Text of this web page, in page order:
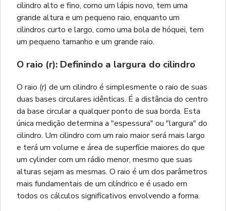
cilindro alto e fino, como um lápis novo, tem uma
grande altura e um pequeno raio, enquanto um
cilindros curto e largo, como uma bola de hóquei, tem
um pequeno tamanho e um grande raio.
O raio (r): Definindo a largura do cilindro
O raio (r) de um cilindro é simplesmente o raio de suas
duas bases circulares idênticas. É a distância do centro
da base circular a qualquer ponto de sua borda. Esta
única medição determina a "espessura" ou "largura" do
cilindro. Um cilindro com um raio maior será mais largo
e terá um volume e área de superfície maiores do que
um cylinder com um rádio menor, mesmo que suas
alturas sejam as mesmas. O raio é um dos parâmetros
mais fundamentais de um cilíndrico e é usado em
todos os cálculos significativos envolvendo a forma.